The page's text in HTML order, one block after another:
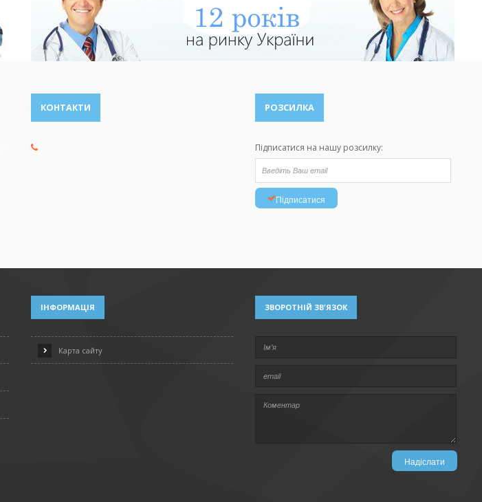
КОНТАКТИ РОЗСИЛКА
Підписатися на нашу розсилку:
Підписатися
ІНФОРМАЦІЯ
Карта сайту
ЗВОРОТНІЙ ЗВ'ЯЗОК
Надіслати